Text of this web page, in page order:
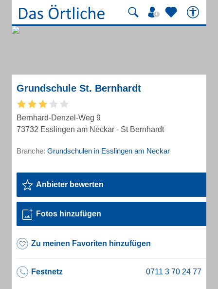
Grundschule St. Bernhardt
Bernhard-Denzel-Weg 9
73732 Esslingen am Neckar - St Bernhardt
Branche: Grundschulen in Esslingen am Neckar
Anbieter bewerten
Fotos hinzufügen
Zu meinen Favoriten hinzufügen
Festnetz